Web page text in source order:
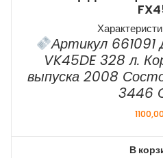
Артикул 661091
VK45DE 328 л.
выпуска 2008
3446
В